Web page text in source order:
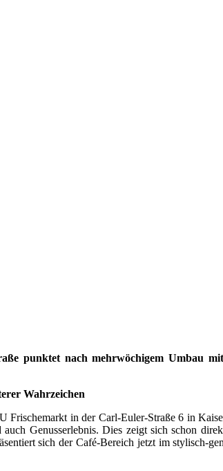
punktet nach mehrwöchigem Umbau
Wahrzeichen
Frischemarkt in der Carl-Euler-Straße 6 in
Genusserlebnis. Dies zeigt sich schon
sich der Café-Bereich jetzt im stylisch-